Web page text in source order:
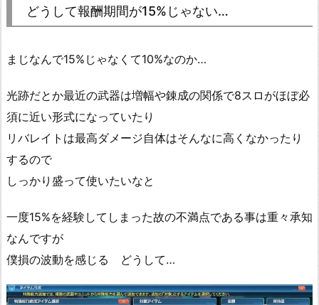
どうして報酬期間が15%じゃない…
まじなんで15%じゃなくて10%なのか…
光跡だとか最近の武器は増幅や錬成の関係で8スロがほぼ必
須に近い形式になっていたり
リバレイトは最高ダメージ自体はそんなに高くなかったり
するので
しっかり盛って使いたいなと
一度15%を経験してしまった故の不満点である事は重々承知
なんですが
僕損の波動を感じる どうして…